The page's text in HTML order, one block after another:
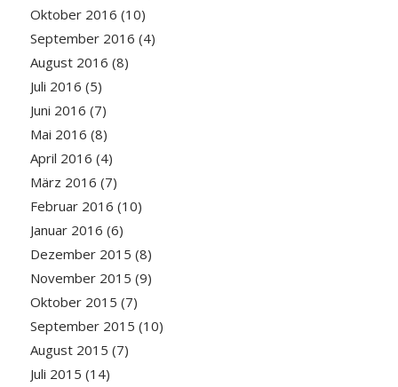
Oktober 2016 (10)
September 2016 (4)
August 2016 (8)
Juli 2016 (5)
Juni 2016 (7)
Mai 2016 (8)
April 2016 (4)
März 2016 (7)
Februar 2016 (10)
Januar 2016 (6)
Dezember 2015 (8)
November 2015 (9)
Oktober 2015 (7)
September 2015 (10)
August 2015 (7)
Juli 2015 (14)